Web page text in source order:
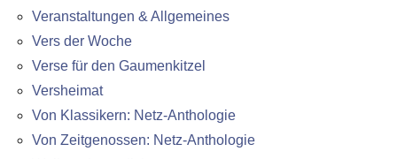
Veranstaltungen & Allgemeines
Vers der Woche
Verse für den Gaumenkitzel
Versheimat
Von Klassikern: Netz-Anthologie
Von Zeitgenossen: Netz-Anthologie